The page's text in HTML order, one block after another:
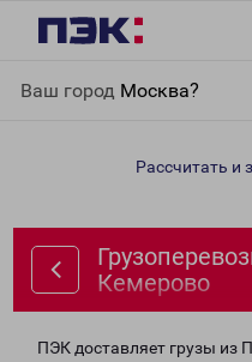
Ваш город Москва?
Кемерово
Рассчитать и
Кемерово
ПЭК доставляет грузы из